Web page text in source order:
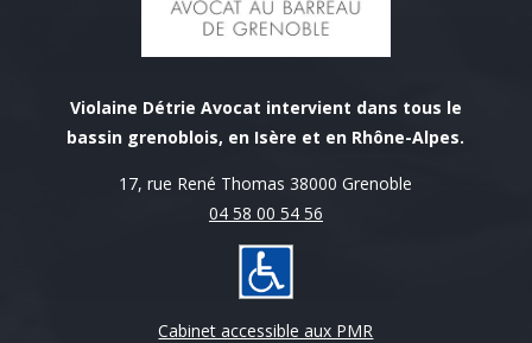
Violaine Détrie Avocat intervient dans tous le
bassin grenoblois, en Isère et en Rhône-Alpes.
17, rue René Thomas 38000 Grenoble
04 58 00 54 56
Cabinet accessible aux PMR